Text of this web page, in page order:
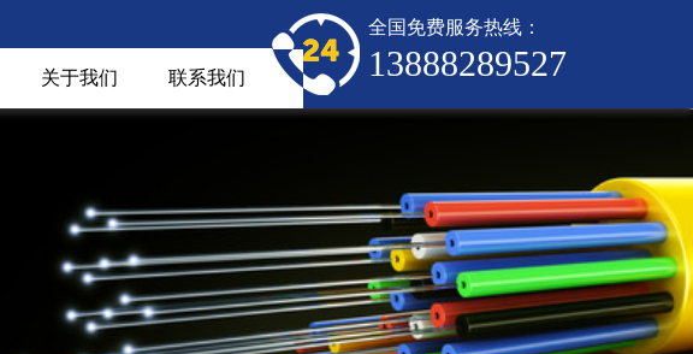
关于我们 联系我们
全国免费服务热线：
13888289527